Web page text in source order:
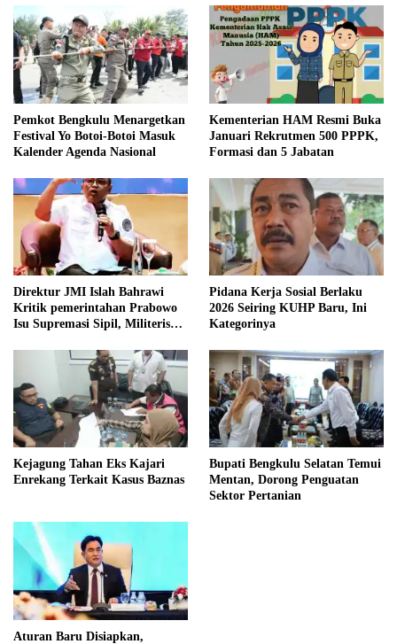
Pemkot Bengkulu Menargetkan
Festival Yo Botoi-Botoi Masuk
Kalender Agenda Nasional
Kementerian HAM Resmi Buka
Januari Rekrutmen 500 PPPK,
Formasi dan 5 Jabatan
Direktur JMI Islah Bahrawi
Kritik pemerintahan Prabowo
Isu Supremasi Sipil, Militerisasi,
Pidana Kerja Sosial Berlaku
2026 Seiring KUHP Baru, Ini
Kategorinya
Kejagung Tahan Eks Kajari
Enrekang Terkait Kasus Baznas
Bupati Bengkulu Selatan Temui
Mentan, Dorong Penguatan
Sektor Pertanian
Aturan Baru Disiapkan,